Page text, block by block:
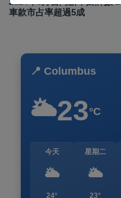
車款市占率超過5成
📍 Columbus
🌥️23°C
今天
🌥️
24°
星期二
🌥️
23°